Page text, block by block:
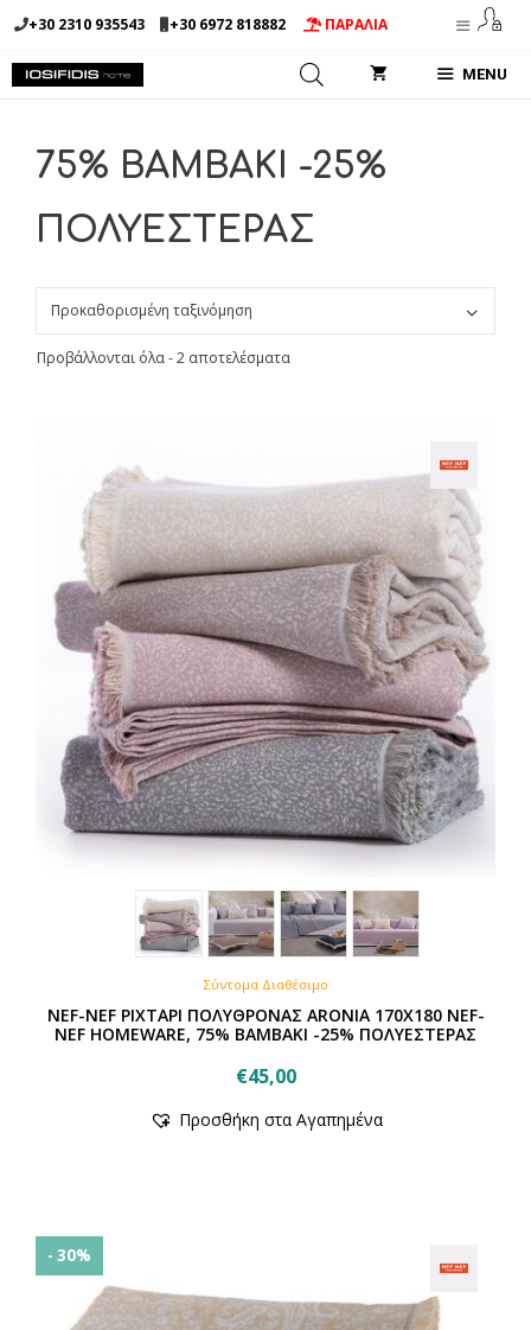
Μετάβαση
σε
περιεχόμενο
+30 2310 935543 +30 6972 818882 ΠΑΡΑΛΙΑ
MENU
75% BAMBAKI -25%
ΠΟΛΥΕΣΤΕΡΑΣ
Προβάλλονται όλα - 2 αποτελέσματα
Σύντομα Διαθέσιμο
NEF-NEF ΡΙΧΤΑΡΙ ΠΟΛΥΘΡΟΝΑΣ ARONIA 170X180 NEF-
NEF HOMEWARE, 75% BAMBAKI -25% ΠΟΛΥΕΣΤΕΡΑΣ
€45,00
Προσθήκη στα Αγαπημένα
- 30%